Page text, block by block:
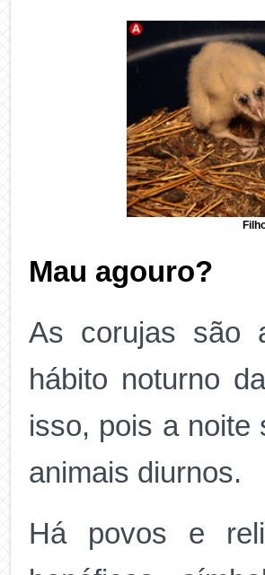
Mau agouro?
As corujas são
hábito noturno
isso, pois a noite
animais diurnos.
Há povos e